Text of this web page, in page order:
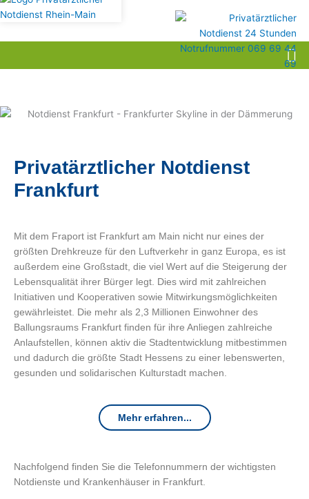
Privatärztlicher Notdienst
Frankfurt
Mit dem Fraport ist Frankfurt am Main nicht nur eines der
größten Drehkreuze für den Luftverkehr in ganz Europa, es ist
außerdem eine Großstadt, die viel Wert auf die Steigerung der
Lebensqualität ihrer Bürger legt. Dies wird mit zahlreichen
Initiativen und Kooperativen sowie Mitwirkungsmöglichkeiten
gewährleistet. Die mehr als 2,3 Millionen Einwohner des
Ballungsraums Frankfurt finden für ihre Anliegen zahlreiche
Anlaufstellen, können aktiv die Stadtentwicklung mitbestimmen
und dadurch die größte Stadt Hessens zu einer lebenswerten,
gesunden und solidarischen Kulturstadt machen.
Mehr erfahren...
Nachfolgend finden Sie die Telefonnummern der wichtigsten
Notdienste und Krankenhäuser in Frankfurt.